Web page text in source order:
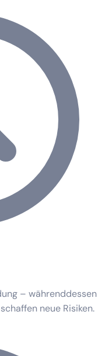
– währenddessen
neue Risiken.